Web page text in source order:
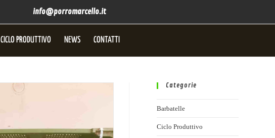
info@porromarcello.it
CICLO PRODUTTIVO NEWS CONTATTI
Categorie
Barbatelle
Ciclo Produttivo